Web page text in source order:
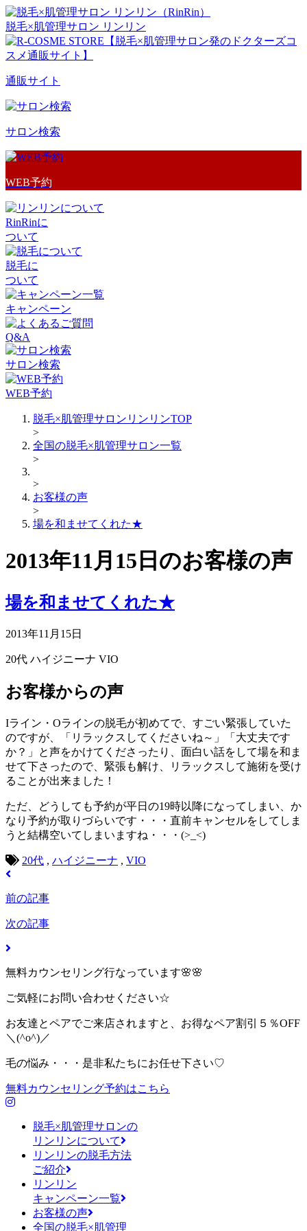
脱毛×肌管理サロン リンリン
通販サイト
サロン検索
WEB予約
RinRinに
ついて
脱毛に
ついて
キャンペーン
Q&A
サロン検索
WEB予約
脱毛×肌管理サロンリンリンTOP
>
全国の脱毛×肌管理サロン一覧
>
>
お客様の声
>
場を和ませてくれた★
2013年11月15日のお客様の声
場を和ませてくれた★
2013年11月15日
20代 ハイジニーナ VIO
お客様からの声
Iライン・Oラインの脱毛が初めてで、すごい緊張していた
のですが、「リラックスしてくださいね～」「大丈夫です
か？」と声をかけてくださったり、面白い話をして場を和ま
せて下さったので、緊張も解け、リラックスして施術を受け
ることが出来ました！
ただ、どうしても予約が平日の19時以降になってしまい、か
なり予約が取りづらいです・・・直前キャンセルをしてしま
うと結構空いてしまいますね・・・(>_<)
20代 , ハイジニーナ , VIO
前の記事
次の記事
無料カウンセリング行なっています🌸🌸
ご気軽にお問い合わせください☆
お友達とペアでご来店されますと、お得なペア割引５％OFF
＼(^o^)／
毛の悩み・・・是非私たちにお任せ下さい♡
無料カウンセリング予約はこちら
脱毛×肌管理サロンの
リンリンについて
リンリンの脱毛方法
ご紹介
リンリン
キャンペーン一覧
お客様の声
全国の脱毛×肌管理